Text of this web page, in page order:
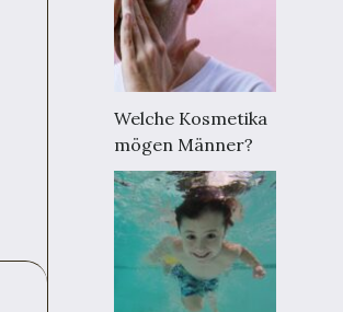
Welche Kosmetika
mögen Männer?